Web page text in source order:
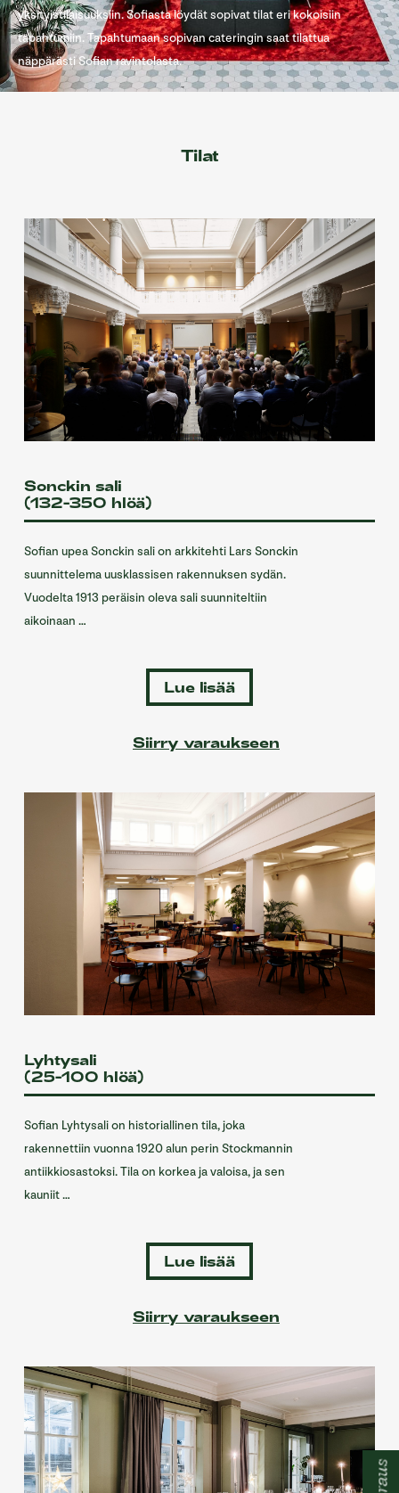
yksityistilaisuuksiin. Sofiasta löydät sopivat tilat eri kokoisiin
tapahtumiin. Tapahtumaan sopivan cateringin saat tilattua
näppärästi Sofian ravintolasta.
Tilat
Sonckin sali
(132-350 hlöä)
Sofian upea Sonckin sali on arkkitehti Lars Sonckin
suunnittelema uusklassisen rakennuksen sydän.
Vuodelta 1913 peräisin oleva sali suunniteltiin
aikoinaan …
Lue lisää
Siirry varaukseen
Lyhtysali
(25-100 hlöä)
Sofian Lyhtysali on historiallinen tila, joka
rakennettiin vuonna 1920 alun perin Stockmannin
antiikkiosastoksi. Tila on korkea ja valoisa, ja sen
kauniit …
Lue lisää
Siirry varaukseen